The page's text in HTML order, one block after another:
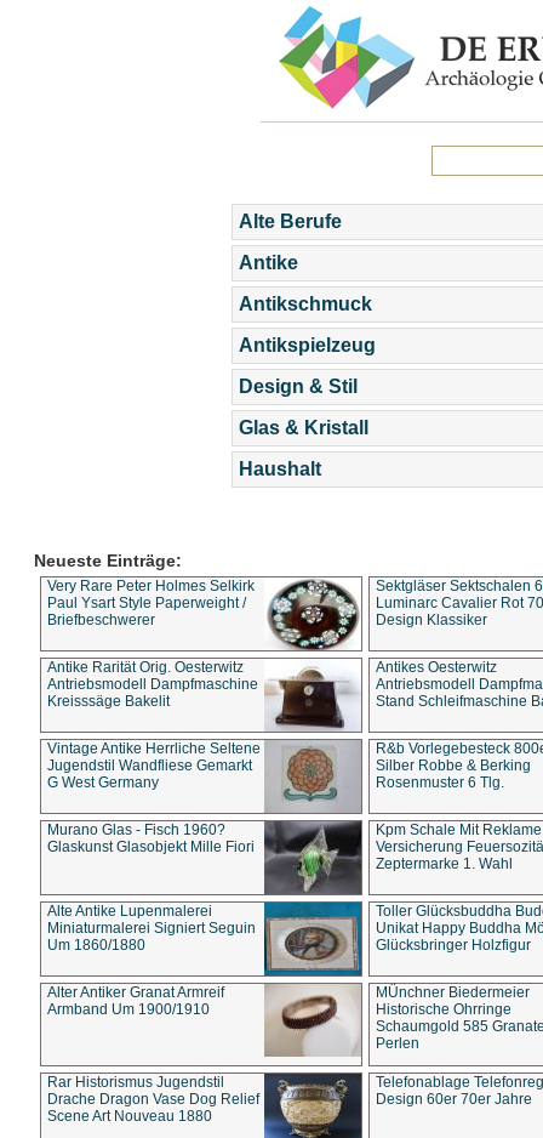
Alte Berufe
Antike
Antikschmuck
Antikspielzeug
Design & Stil
Glas & Kristall
Haushalt
Neueste Einträge:
Very Rare Peter Holmes Selkirk
Paul Ysart Style Paperweight /
Briefbeschwerer
Sektgläser Sektschalen
Luminarc Cavalier Rot
Design Klassiker
Antike Rarität Orig. Oesterwitz
Antriebsmodell Dampfmaschine
Kreisssäge Bakelit
Antikes Oesterwitz
Antriebsmodell
Stand Schleifmaschine
Vintage Antike Herrliche Seltene
Jugendstil Wandfliese Gemarkt
G West Germany
R&b Vorlegebesteck
Silber Robbe & Berking
Rosenmuster 6 Tlg.
Murano Glas - Fisch 1960?
Glaskunst Glasobjekt Mille Fiori
Kpm Schale Mit Reklame
Versicherung
Zeptermarke 1. Wahl
Alte Antike Lupenmalerei
Miniaturmalerei Signiert Seguin
Um 1860/1880
Toller Glücksbuddha
Unikat Happy Buddha
Glücksbringer Holzfigur
Alter Antiker Granat Armreif
Armband Um 1900/1910
MÜnchner Biedermeier
Historische Ohrringe
Schaumgold 585
Perlen
Rar Historismus Jugendstil
Drache Dragon Vase Dog Relief
Scene Art Nouveau 1880
Telefonablage
Design 60er 70er Jahre